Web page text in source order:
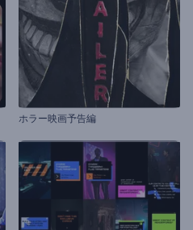
ホラー映画予告編